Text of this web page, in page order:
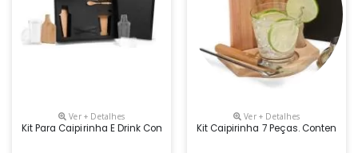
Ver + Detalhes
Kit Para Caipirinha E Drink Com Coqueteleira Em Plástico Ps; Copo
Ver + Detalhes
Kit Caipirinha 7 Peças. Contendo: